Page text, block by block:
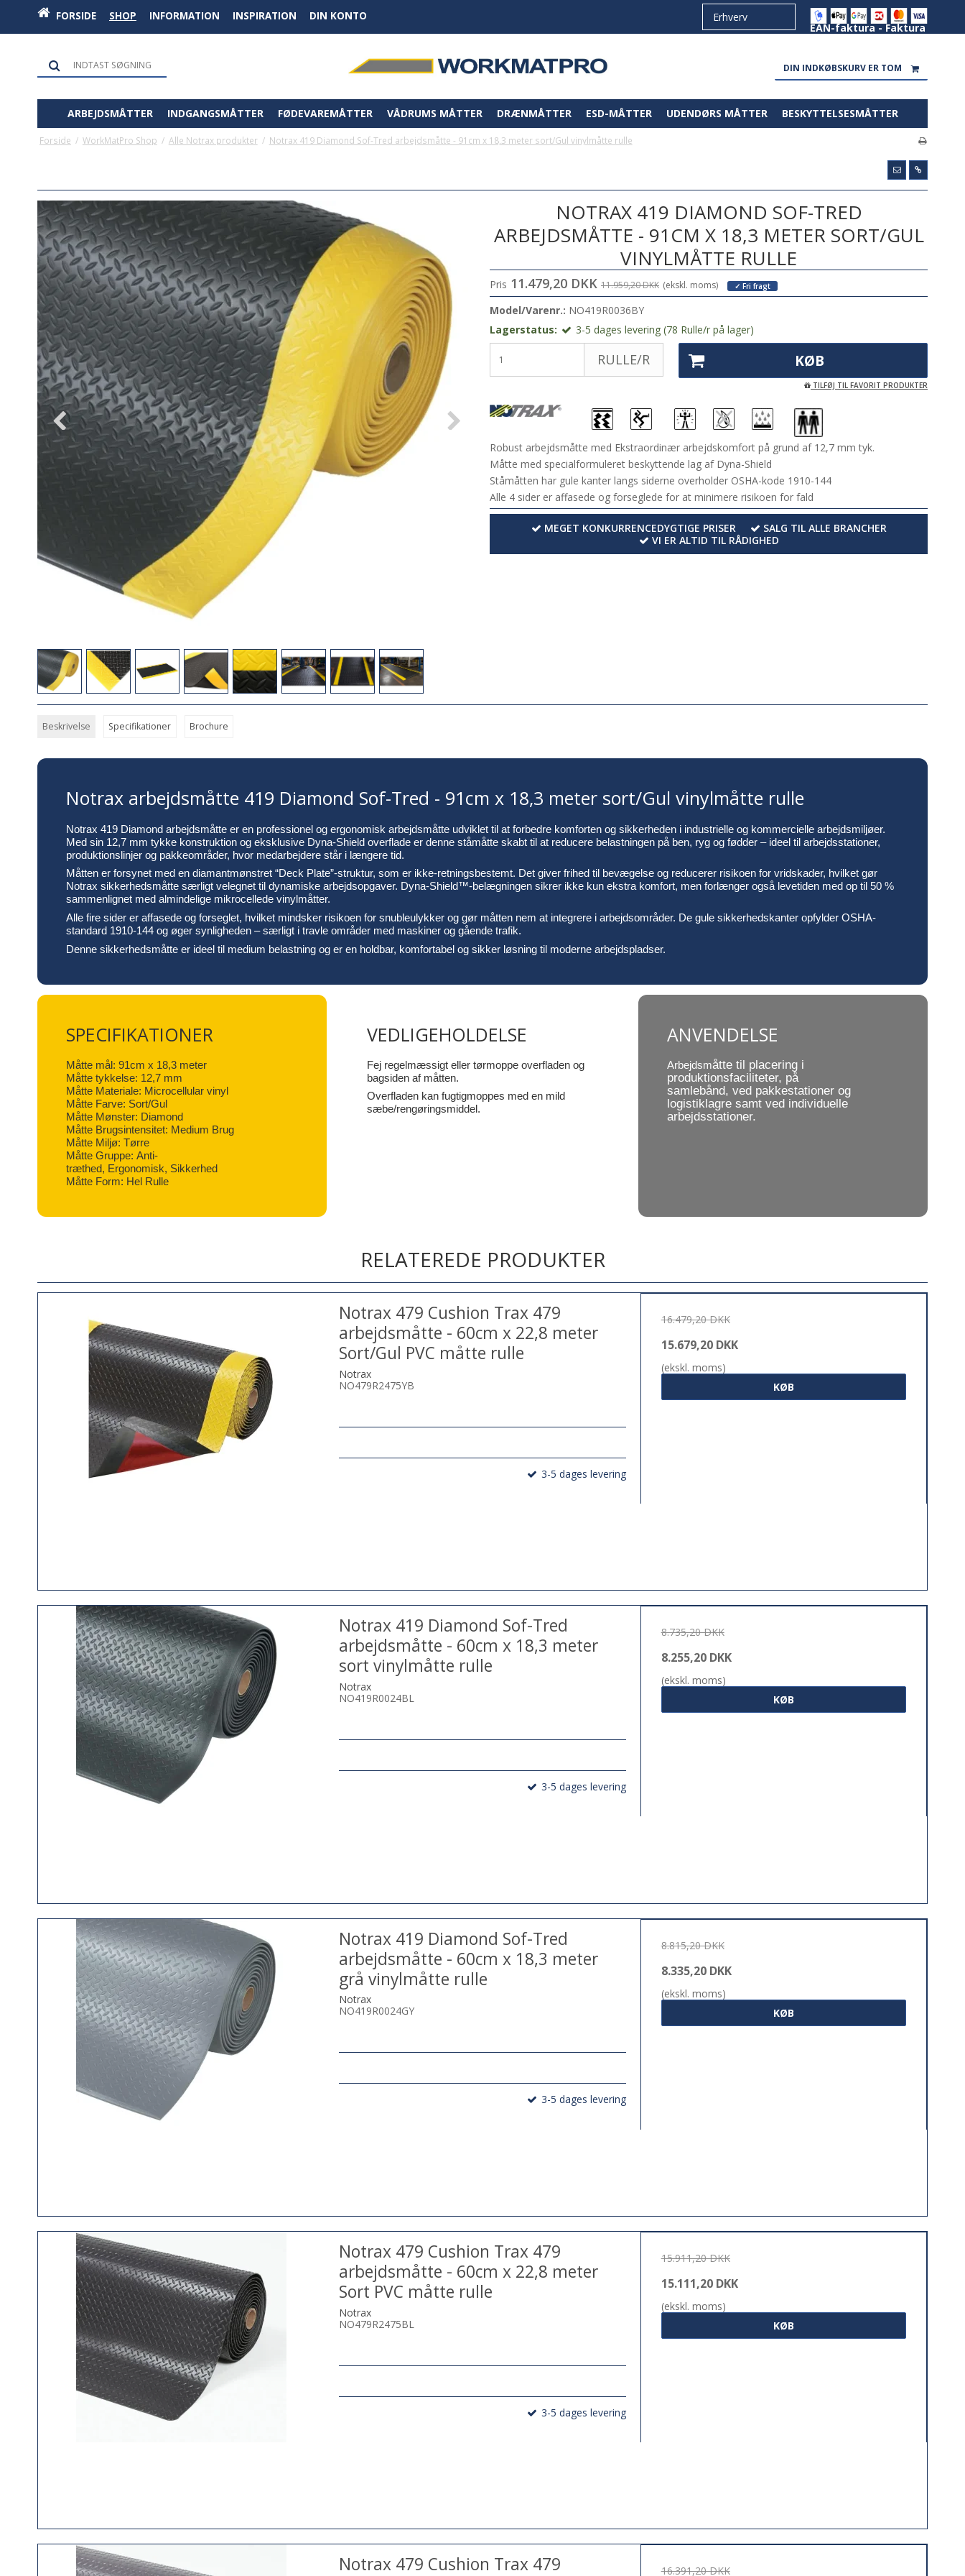
FORSIDE SHOP INFORMATION INSPIRATION DIN KONTO
EAN-faktura - Faktura
DIN INDKØBSKURV ER TOM
ARBEJDSMÅTTER INDGANGSMÅTTER FØDEVAREMÅTTER VÅDRUMS MÅTTER DRÆNMÅTTER ESD-MÅTTER UDENDØRS MÅTTER BESKYTTELSESMÅTTER
Forside / WorkMatPro Shop / Alle Notrax produkter / Notrax 419 Diamond Sof-Tred arbejdsmåtte - 91cm x 18,3 meter sort/Gul vinylmåtte rulle
NOTRAX 419 DIAMOND SOF-TRED
ARBEJDSMÅTTE - 91CM X 18,3 METER SORT/GUL
VINYLMÅTTE RULLE
Pris 11.479,20 DKK 11.959,20 DKK (ekskl. moms) ✓ Fri fragt
Model/Varenr.: NO419R0036BY
Lagerstatus:
3-5 dages levering (78 Rulle/r på lager)
RULLE/R KØB
TILFØJ TIL FAVORIT PRODUKTER
Robust arbejdsmåtte med Ekstraordinær arbejdskomfort på grund af 12,7 mm tyk.
Måtte med specialformuleret beskyttende lag af Dyna-Shield
Ståmåtten har gule kanter langs siderne overholder OSHA-kode 1910-144
Alle 4 sider er affasede og forseglede for at minimere risikoen for fald
MEGET KONKURRENCEDYGTIGE PRISER
SALG TIL ALLE BRANCHER
VI ER ALTID TIL RÅDIGHED
Beskrivelse Specifikationer Brochure
Notrax arbejdsmåtte 419 Diamond Sof-Tred - 91cm x 18,3 meter sort/Gul vinylmåtte rulle
Notrax 419 Diamond arbejdsmåtte er en professionel og ergonomisk arbejdsmåtte udviklet til at forbedre komforten og sikkerheden i industrielle og kommercielle arbejdsmiljøer.
Med sin 12,7 mm tykke konstruktion og eksklusive Dyna-Shield overflade er denne ståmåtte skabt til at reducere belastningen på ben, ryg og fødder – ideel til arbejdsstationer,
produktionslinjer og pakkeområder, hvor medarbejdere står i længere tid.
Måtten er forsynet med en diamantmønstret “Deck Plate”-struktur, som er ikke-retningsbestemt. Det giver frihed til bevægelse og reducerer risikoen for vridskader, hvilket gør
Notrax sikkerhedsmåtte særligt velegnet til dynamiske arbejdsopgaver. Dyna-Shield™-belægningen sikrer ikke kun ekstra komfort, men forlænger også levetiden med op til 50 %
sammenlignet med almindelige mikrocellede vinylmåtter.
Alle fire sider er affasede og forseglet, hvilket mindsker risikoen for snubleulykker og gør måtten nem at integrere i arbejdsområder. De gule sikkerhedskanter opfylder OSHA-
standard 1910-144 og øger synligheden – særligt i travle områder med maskiner og gående trafik.
Denne sikkerhedsmåtte er ideel til medium belastning og er en holdbar, komfortabel og sikker løsning til moderne arbejdspladser.
SPECIFIKATIONER
Måtte mål: 91cm x 18,3 meter
Måtte tykkelse: 12,7 mm
Måtte Materiale: Microcellular vinyl
Måtte Farve: Sort/Gul
Måtte Mønster: Diamond
Måtte Brugsintensitet: Medium Brug
Måtte Miljø: Tørre
Måtte Gruppe: Anti-
træthed, Ergonomisk, Sikkerhed
Måtte Form: Hel Rulle
VEDLIGEHOLDELSE
Fej regelmæssigt eller tørmoppe overfladen og
bagsiden af måtten.
Overfladen kan fugtigmoppes med en mild
sæbe/rengøringsmiddel.
ANVENDELSE
Arbejdsmåtte til placering i
produktionsfaciliteter, på
samlebånd, ved pakkestationer og
logistiklagre samt ved individuelle
arbejdsstationer.
RELATEREDE PRODUKTER
Notrax 479 Cushion Trax 479
arbejdsmåtte - 60cm x 22,8 meter
Sort/Gul PVC måtte rulle
Notrax
NO479R2475YB
3-5 dages levering
16.479,20 DKK
15.679,20 DKK
(ekskl. moms)
KØB
Notrax 419 Diamond Sof-Tred
arbejdsmåtte - 60cm x 18,3 meter
sort vinylmåtte rulle
Notrax
NO419R0024BL
3-5 dages levering
8.735,20 DKK
8.255,20 DKK
(ekskl. moms)
KØB
Notrax 419 Diamond Sof-Tred
arbejdsmåtte - 60cm x 18,3 meter
grå vinylmåtte rulle
Notrax
NO419R0024GY
3-5 dages levering
8.815,20 DKK
8.335,20 DKK
(ekskl. moms)
KØB
Notrax 479 Cushion Trax 479
arbejdsmåtte - 60cm x 22,8 meter
Sort PVC måtte rulle
Notrax
NO479R2475BL
3-5 dages levering
15.911,20 DKK
15.111,20 DKK
(ekskl. moms)
KØB
Notrax 479 Cushion Trax 479
16.391,20 DKK